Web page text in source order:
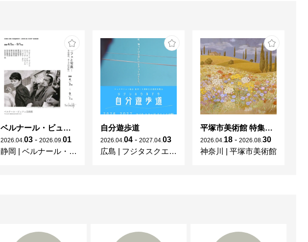
ベルナール・ビュフェと写真 ーカメラがとらえたビュフェとその時代、そして21 世紀へ
2026 04 03 - 2026 09 01
静岡
ベルナール・ビュフェ美術館
自分遊歩道
2026 04 04 - 2027 04 03
広島
フジタスクエアまるくる大野
平塚市美術館 特集展 花の表現、その多様性／特別展示 新収蔵品展
2026 04 18 - 2026 08 30
神奈川
平塚市美術館